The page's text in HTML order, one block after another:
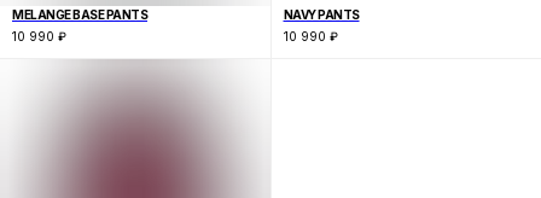
MELANGE BASE PANTS
10 990 ₽
NAVY PANTS
10 990 ₽